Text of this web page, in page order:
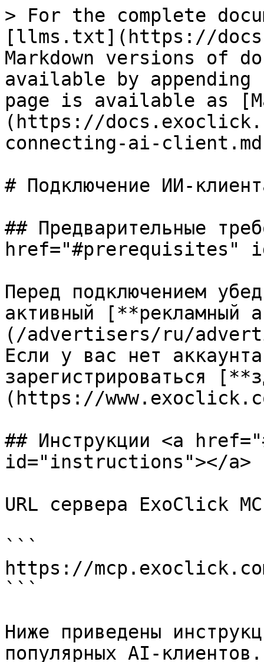
> For the complete
[llms.txt](https://
Markdown versions of
available by
page is available as
(https://
connecting-ai-
# Подключение ИИ-
## Предварительные
href="#prerequisites"
Перед подключением
активный [**рекламный
(/advertisers/ru/
Если у вас нет
зарегистрироваться
(https://
## Инструкции <a
id="instructions"></a>
URL сервера ExoClick
```
https://
```
Ниже приведены
популярных AI-клиентов.